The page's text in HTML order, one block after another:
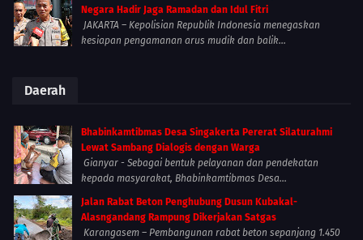
Negara Hadir Jaga Ramadan dan Idul Fitri
JAKARTA – Kepolisian Republik Indonesia menegaskan
kesiapan pengamanan arus mudik dan balik...
Daerah
Bhabinkamtibmas Desa Singakerta Pererat Silaturahmi
Lewat Sambang Dialogis dengan Warga
Gianyar - Sebagai bentuk pelayanan dan pendekatan
kepada masyarakat, Bhabinkamtibmas Desa...
Jalan Rabat Beton Penghubung Dusun Kubakal-
Alasngandang Rampung Dikerjakan Satgas
Karangasem – Pembangunan rabat beton sepanjang 1.450